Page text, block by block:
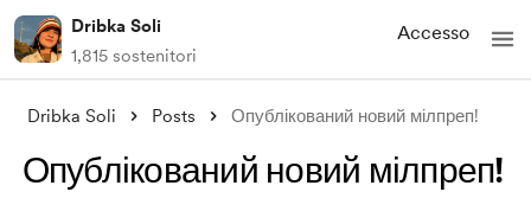
Dribka Soli
1,815 sostenitori
Accesso
Dribka Soli Posts Опублікований новий мілпреп!
Опублікований новий мілпреп!